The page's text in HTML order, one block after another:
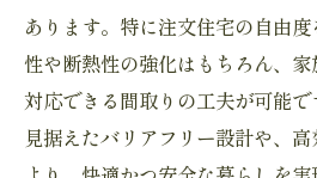
あります。特に注文住宅の自由
性や断熱性の強化はもちろん、
対応できる間取りの工夫が可能
見据えたバリアフリー設計や、